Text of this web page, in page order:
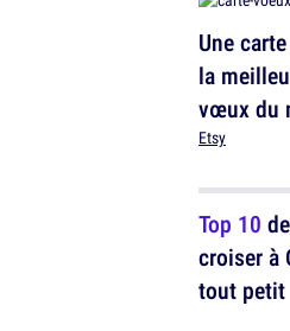
Une
la
vœux du
Etsy
Top 10
croiser à
tout petit